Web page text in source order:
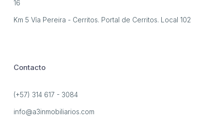
16
Km 5 Vía Pereira - Cerritos. Portal de Cerritos. Local 102
Contacto
(+57) 314 617 - 3084
info@a3inmobiliarios.com